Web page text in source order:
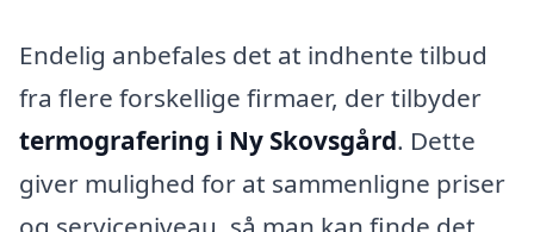
Endelig anbefales det at indhente tilbud
fra flere forskellige firmaer, der tilbyder
termografering i Ny Skovsgård. Dette
giver mulighed for at sammenligne priser